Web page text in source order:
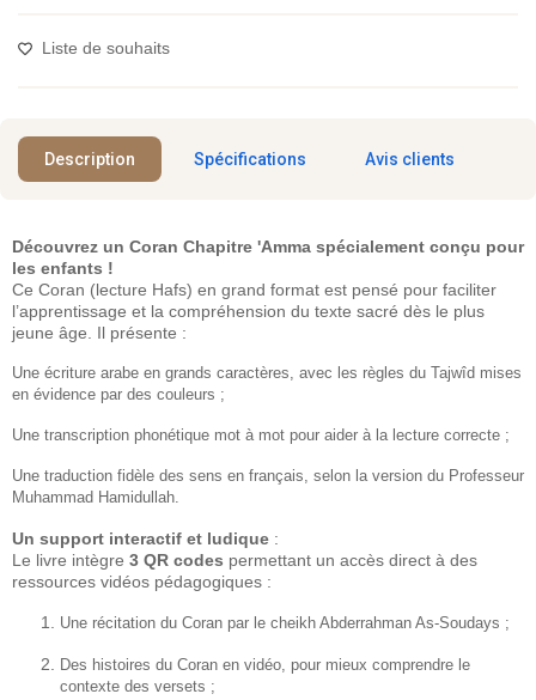
Liste de souhaits
Description Spécifications Avis clients
Découvrez un Coran Chapitre 'Amma spécialement conçu pour
les enfants !
Ce Coran (lecture Hafs) en grand format est pensé pour faciliter
l’apprentissage et la compréhension du texte sacré dès le plus
jeune âge. Il présente :
Une écriture arabe en grands caractères, avec les règles du Tajwîd mises
en évidence par des couleurs ;
Une transcription phonétique mot à mot pour aider à la lecture correcte ;
Une traduction fidèle des sens en français, selon la version du Professeur
Muhammad Hamidullah.
Un support interactif et ludique :
Le livre intègre 3 QR codes permettant un accès direct à des
ressources vidéos pédagogiques :
Une récitation du Coran par le cheikh Abderrahman As-Soudays ;
Des histoires du Coran en vidéo, pour mieux comprendre le
contexte des versets ;